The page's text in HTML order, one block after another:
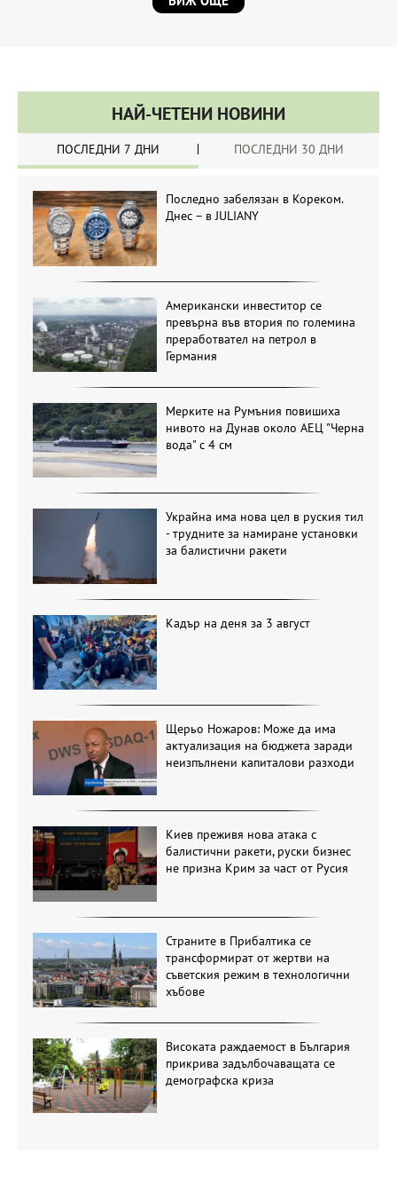
НАЙ-ЧЕТЕНИ НОВИНИ
ПОСЛЕДНИ 7 ДНИ ПОСЛЕДНИ 30 ДНИ
Последно забелязан в Кореком.
Днес – в JULIANY
Американски инвеститор се
превърна във втория по големина
преработвател на петрол в
Германия
Мерките на Румъния повишиха
нивото на Дунав около АЕЦ "Черна
вода" с 4 см
Украйна има нова цел в руския тил
- трудните за намиране установки
за балистични ракети
Кадър на деня за 3 август
Щерьо Ножаров: Може да има
актуализация на бюджета заради
неизпълнени капиталови разходи
Киев преживя нова атака с
балистични ракети, руски бизнес
не призна Крим за част от Русия
Страните в Прибалтика се
трансформират от жертви на
съветския режим в технологични
хъбове
Високата раждаемост в България
прикрива задълбочаващата се
демографска криза